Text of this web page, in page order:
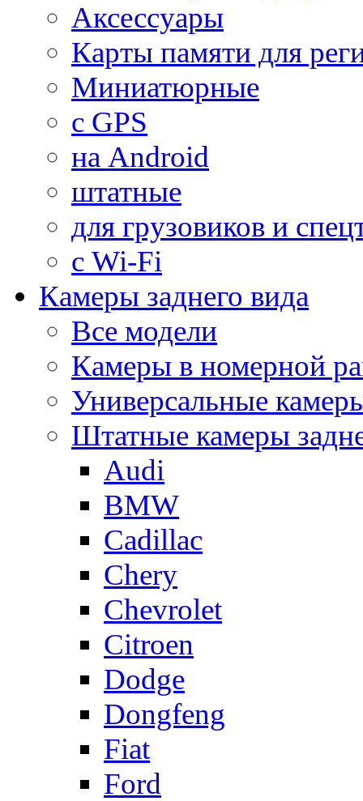
Аксессуары
Карты памяти для
Миниатюрные
с GPS
на Android
штатные
для грузовиков и
с Wi-Fi
Камеры заднего вида
Все модели
Камеры в номерной
Универсальные
Штатные камеры
Audi
BMW
Cadillac
Chery
Chevrolet
Citroen
Dodge
Dongfeng
Fiat
Ford